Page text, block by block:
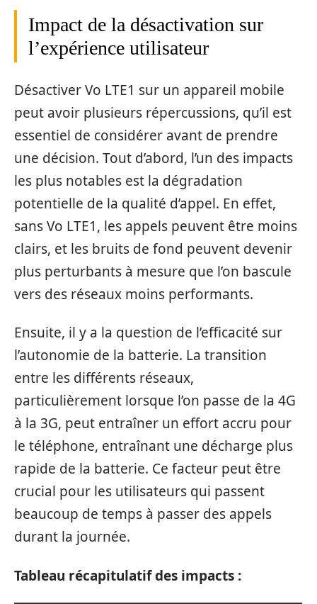
Impact de la désactivation sur
l’expérience utilisateur
Désactiver Vo LTE1 sur un appareil mobile
peut avoir plusieurs répercussions, qu’il est
essentiel de considérer avant de prendre
une décision. Tout d’abord, l’un des impacts
les plus notables est la dégradation
potentielle de la qualité d’appel. En effet,
sans Vo LTE1, les appels peuvent être moins
clairs, et les bruits de fond peuvent devenir
plus perturbants à mesure que l’on bascule
vers des réseaux moins performants.
Ensuite, il y a la question de l’efficacité sur
l’autonomie de la batterie. La transition
entre les différents réseaux,
particulièrement lorsque l’on passe de la 4G
à la 3G, peut entraîner un effort accru pour
le téléphone, entraînant une décharge plus
rapide de la batterie. Ce facteur peut être
crucial pour les utilisateurs qui passent
beaucoup de temps à passer des appels
durant la journée.
Tableau récapitulatif des impacts :